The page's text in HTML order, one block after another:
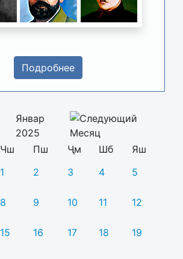
Подробнее
Январ
2025
Чш Пш Ҷм Шб
Яш
1
2 3 4 5
8 9 10 11 12
15 16 17 18 19